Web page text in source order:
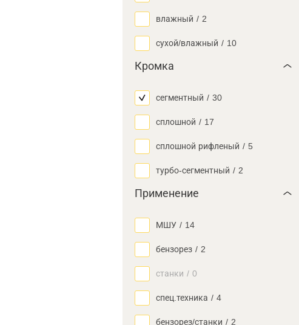
влажный / 2
сухой/влажный / 10
Кромка
сегментный / 30
сплошной / 17
сплошной рифленый / 5
турбо-сегментный / 2
Применение
МШУ / 14
бензорез / 2
станки / 0
спец.техника / 4
бензорез/станки / 2